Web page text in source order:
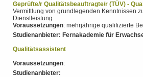
Geprüfte/r Qualitätsbeauftragte/r (TÜV) -
Vermittlung von grundlegenden Kenntnissen
Dienstleistung
Voraussetzungen: mehrjährige qualifizierte
Studienanbieter: Fernakademie für
Qualitätsassistent
Voraussetzungen:
Studienanbieter: